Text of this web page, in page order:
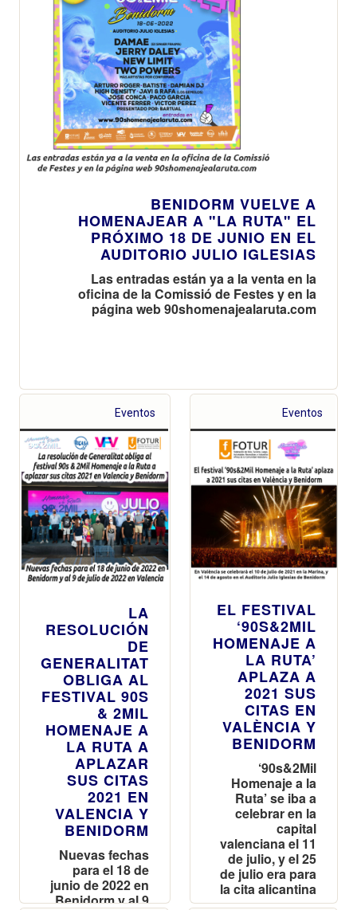
BENIDORM VUELVE A
HOMENAJEAR A "LA RUTA" EL
PRÓXIMO 18 DE JUNIO EN EL
AUDITORIO JULIO IGLESIAS
Las entradas están ya a la venta en la
oficina de la Comissió de Festes y en la
página web 90shomenajealaruta.com
Eventos
LA
RESOLUCIÓN
DE
GENERALITAT
OBLIGA AL
FESTIVAL 90S
& 2MIL
HOMENAJE A
LA RUTA A
APLAZAR
SUS CITAS
2021 EN
VALENCIA Y
BENIDORM
Nuevas fechas
para el 18 de
junio de 2022 en
Benidorm y al 9
Eventos
EL FESTIVAL
‘90S&2MIL
HOMENAJE A
LA RUTA’
APLAZA A
2021 SUS
CITAS EN
VALÈNCIA Y
BENIDORM
‘90s&2Mil
Homenaje a la
Ruta’ se iba a
celebrar en la
capital
valenciana el 11
de julio, y el 25
de julio era para
la cita alicantina